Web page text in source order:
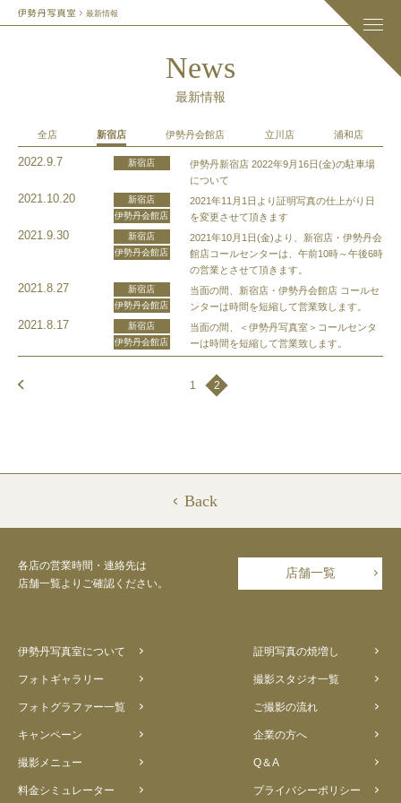
最新情報
News
最新情報
全店 新宿店 伊勢丹会館店 立川店 浦和店
2022.9.7 新宿店
伊勢丹新宿店 2022年9月16日(金)の駐車場
について
2021.10.20
新宿店
伊勢丹会館店
2021年11月1日より証明写真の仕上がり日
を変更させて頂きます
2021.9.30
新宿店
伊勢丹会館店
2021年10月1日(金)より、新宿店・伊勢丹会
館店コールセンターは、午前10時～午後6時
の営業とさせて頂きます。
2021.8.27
新宿店
伊勢丹会館店
当面の間、新宿店・伊勢丹会館店 コールセ
ンターは時間を短縮して営業致します。
2021.8.17
新宿店
伊勢丹会館店
当面の間、＜伊勢丹写真室＞コールセンタ
ーは時間を短縮して営業致します。
1 2
Back
各店の営業時間・連絡先は
店舗一覧よりご確認ください。
店舗一覧
伊勢丹写真室について 証明写真の焼増し
フォトギャラリー 撮影スタジオ一覧
フォトグラファー一覧 ご撮影の流れ
キャンペーン 企業の方へ
撮影メニュー Q＆A
料金シミュレーター プライバシーポリシー